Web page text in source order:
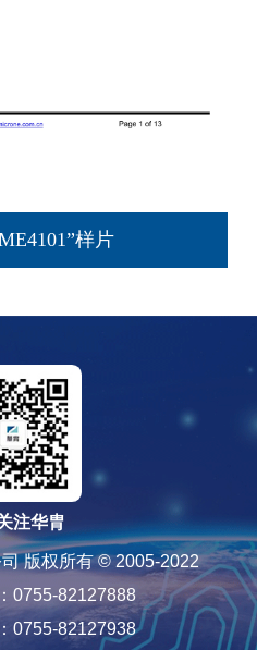
样片
注华胄
版权所有 © 2005-2022
0755-82127888
0755-82127938